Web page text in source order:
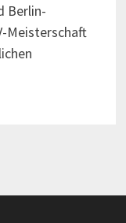
Berlin-
Meisterschaft